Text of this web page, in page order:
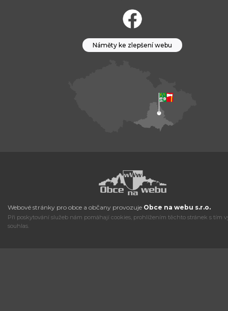
Náměty ke zlepšení webu
Webové stránky pro obce a občany provozuje Obce na webu s.r.o.
Při poskytování služeb nám pomáhají cookies, prohlížením těchto stránek s tím
souhlas.